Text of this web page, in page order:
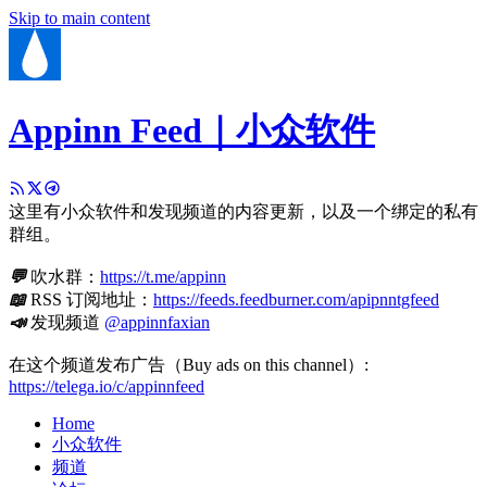
Skip to main content
Appinn Feed｜小众软件
这里有小众软件和发现频道的内容更新，以及一个绑定的私有
群组。
💬吹水群： https://t.me/appinn
📖RSS 订阅地址： https://feeds.feedburner.com/apipnntgfeed
📣发现频道 @appinnfaxian
在这个频道发布广告（Buy ads on this channel）:
https://telega.io/c/appinnfeed
Home
小众软件
频道